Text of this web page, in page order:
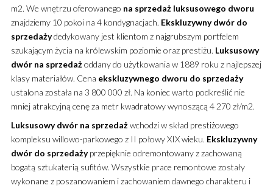
m2. We wnętrzu oferowanego na sprzedaż luksusowego dworu
znajdziemy 10 pokoi na 4 kondygnacjach. Ekskluzywny dwór do
sprzedażydedykowany jest klientom z najgrubszym portfelem
szukającym życia na królewskim poziomie oraz prestiżu. Luksusowy
dwór na sprzedażoddany do użytkowania w 1889 roku z najlepszej
klasy materiałów. Cena ekskluzywnego dworu do sprzedaży
ustalona została na 3 800 000 zł. Na koniec warto podkreślić nie
mniej atrakcyjną cenę za metr kwadratowy wynoszącą 4 270 zł/m2.
Luksusowy dwór na sprzedażwchodzi w skład prestiżowego
kompleksu willowo-parkowego z II połowy XIX wieku. Ekskluzywny
dwór do sprzedażyprzepięknie odremontowany z zachowaną
bogatą sztukaterią sufitów. Wszystkie prace remontowe zostały
wykonane z poszanowaniem i zachowaniem dawnego charakteru i